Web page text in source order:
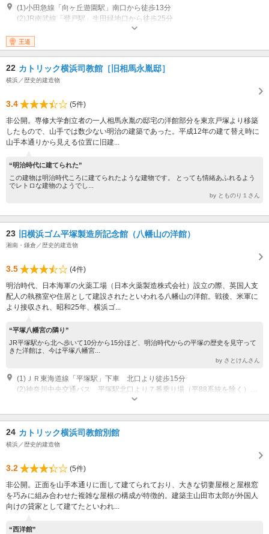
(1)小田急線「向ヶ丘遊園駅」南口から徒歩13分
(2)JR南武線「登戸駅」生田緑地口から徒歩25分
開園：3月～10月 午前9時30分～午後5時（入園は午後4時30分まで） 開
園：11月～2月 午前9時30分～午後4時30分（入園は午後4時まで） 休園
日：月曜日（祝日の場合は開園） 祝日の翌日（土日の場合は開園） 年末
王道
22 カトリック横浜司教館［旧相馬永胤邸］
横浜／歴史的建造物
3.4
(5件)
非公開。専修大学創立者の一人相馬永胤の邸宅の洋館部分を東京戸塚より移築
したもので、山手では数少ない明治の建築であった。平成12年の建て替え時に
山手本通りから見える位置に旧建...
“明治時代に建てられた”
この建物は明治時代ころに建てられたような建物です。 とっても情緒あふれるよう
でレトロな建物のようでし...
by とものり１さん
23 旧横浜ゴム平塚製造所記念館（八幡山の洋館）
湘南・鎌倉／歴史的建造物
3.5
(4件)
明治時代、日本海軍の火薬工場（日本火薬製造株式会社）設立の際、英国人支
配人の執務室や住居として建設されたといわれる八幡山の洋館。戦後、米軍に
より接収され、昭和25年、横浜ゴ...
“平塚八幡宮の隣り”
JR平塚駅から北へ歩いて10分から15分ほど、明治時代からの平塚の歴史を見守って
きた洋館は、今は平塚八幡宮...
by さとけんさん
(1)ＪＲ東海道線「平塚駅」下車 北口より徒歩15分
営業時間：9:00～21:30 定休日：毎週月曜日(当日が休日に当たるときは、そ
24 カトリック横浜司教館別館
横浜／歴史的建造物
3.2
(5件)
非公開。正面を山手本通りに面して建てられており、大きな切妻屋根と屋根窓
を巧みに組み合わせた複雑な屋根の構成が特徴的。建築主山田市太郎が外国人
向けの貸家として建てたといわれ...
“西洋館”